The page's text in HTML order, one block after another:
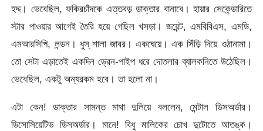
হদ্দ। ভেবেছিল, ফকিরচাঁদকে এত্তবড় ডাক্তার বানাবে। হায়ার সেকেন্ডারিতে
স্টার পাওয়ার আগেই তৈরি হয়ে গেছিল খসড়া। জয়েন্ট, এমবিবিএস, এমডি,
এমআরসিপি, লন্ডন। ধুস্ শালা জাবর। একঘেয়ে। এক সিঁড়ি দিয়ে ওঠানামা।
তো সেটা এড়াতেই একদিন ড্রেন-পাইপ ধরে দোতলার ব্যালকনিতে উঠেছিল।
ভেবেছিল, একটু অন্যরকম হবে। তা হলো না।
এটা কেন! ডাক্তার সামন্ত মাথা দুলিয়ে বললেন, মেন্টাল ডিসঅর্ডার।
ডিসোসিয়েটিভ ডিসঅর্ডার। মানে! বিধু মালিকের চোখ দুটোতে আতঙ্ক।